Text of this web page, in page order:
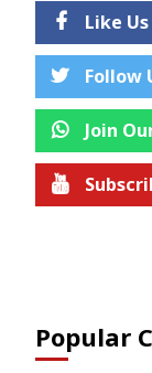
Like
Follow
Join
Popular